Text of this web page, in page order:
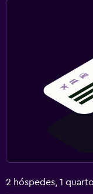
2 hóspedes, 1 quarto